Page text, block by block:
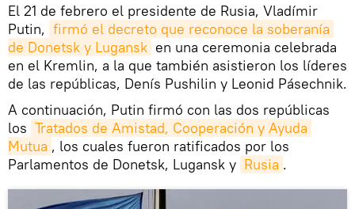
El 21 de febrero el presidente de Rusia, Vladímir
Putin, firmó el decreto que reconoce la soberanía
de Donetsk y Lugansk en una ceremonia celebrada
en el Kremlin, a la que también asistieron los líderes
de las repúblicas, Denís Pushilin y Leonid Pásechnik.
A continuación, Putin firmó con las dos repúblicas
los Tratados de Amistad, Cooperación y Ayuda
Mutua , los cuales fueron ratificados por los
Parlamentos de Donetsk, Lugansk y Rusia .